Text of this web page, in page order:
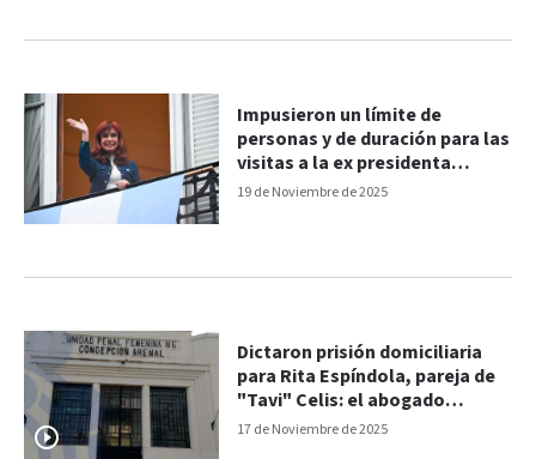
19 de Noviembre de 2025
Impusieron un límite de
personas y de duración para las
visitas a la ex presidenta
Cristina Kirchner
17 de Noviembre de 2025
Dictaron prisión domiciliaria
para Rita Espíndola, pareja de
"Tavi" Celis: el abogado
explicó la decisión judicial